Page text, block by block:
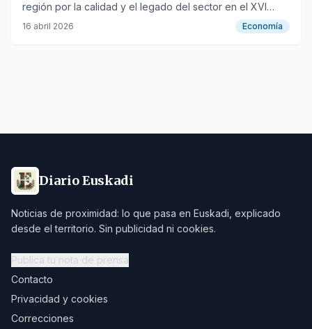
región por la calidad y el legado del sector en el XVI
Foro de Enoturismo.
16 abril 2026 Economía
Diario Euskadi
Noticias de proximidad: lo que pasa en Euskadi, explicado
desde el territorio. Sin publicidad ni cookies.
Publica tu nota de prensa
Contacto
Privacidad y cookies
Correcciones